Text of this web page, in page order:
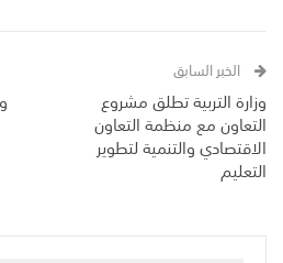
الخبر السابق
وزارة التربية تطلق مشروع
التعاون مع منظمة التعاون
الاقتصادي والتنمية لتطوير
التعليم